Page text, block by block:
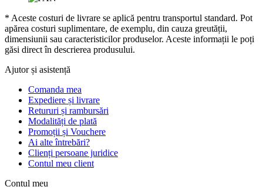
* Aceste costuri de livrare se aplică pentru transportul standard. Pot
apărea costuri suplimentare, de exemplu, din cauza greutății,
dimensiunii sau caracteristicilor produselor. Aceste informații le poți
găsi direct în descrierea produsului.
Ajutor și asistență
Comanda mea
Expediere și livrare
Retururi și rambursări
Modalități de plată
Promoții și Vouchere
Ai alte întrebări?
Clienți persoane juridice
Contul meu client
Contul meu